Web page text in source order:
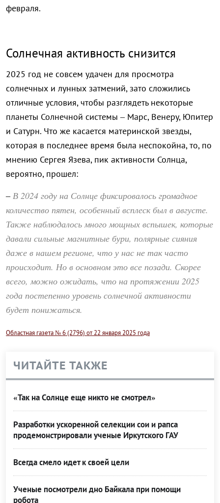
февраля.
Солнечная активность снизится
2025 год не совсем удачен для просмотра
солнечных и лунных затмений, зато сложились
отличные условия, чтобы разглядеть некоторые
планеты Солнечной системы – Марс, Венеру, Юпитер
и Сатурн. Что же касается материнской звезды,
которая в последнее время была неспокойна, то, по
мнению Сергея Язева, пик активности Солнца,
вероятно, прошел:
–В 2024 году на Солнце фиксировалось громадное
количество пятен, особенный всплеск был в августе.
Также наблюдалось много мощных вспышек, которые
давали сильные магнитные бури, полярные сияния
даже в нашем регионе, что у нас не так часто
происходит. Но в основном это все позади. Скорее
всего, можно ожидать, что на протяжении 2025
года постепенно уровень солнечной активности
будет понижаться.
Областная газета № 6 (2796) от 22 января 2025 года
ЧИТАЙТЕ ТАКЖЕ
«Так на Солнце еще никто не смотрел»
Разработки ускоренной селекции сои и рапса
продемонстрировали ученые Иркутского ГАУ
Всегда смело идет к своей цели
Ученые посмотрели дно Байкала при помощи
робота